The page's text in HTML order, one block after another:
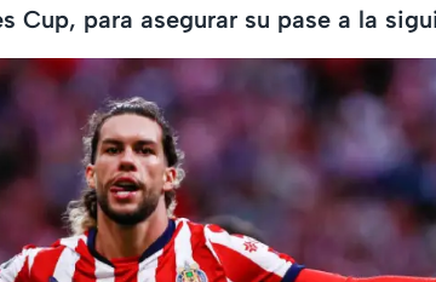
Cup, para asegurar su pase a la